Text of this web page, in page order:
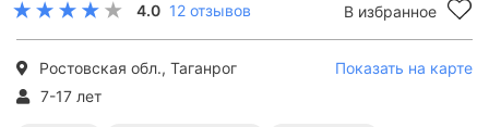
4.0 12 отзывов В избранное
Ростовская обл., Таганрог
Показать на карте
7-17 лет
Тематические лагеря на море